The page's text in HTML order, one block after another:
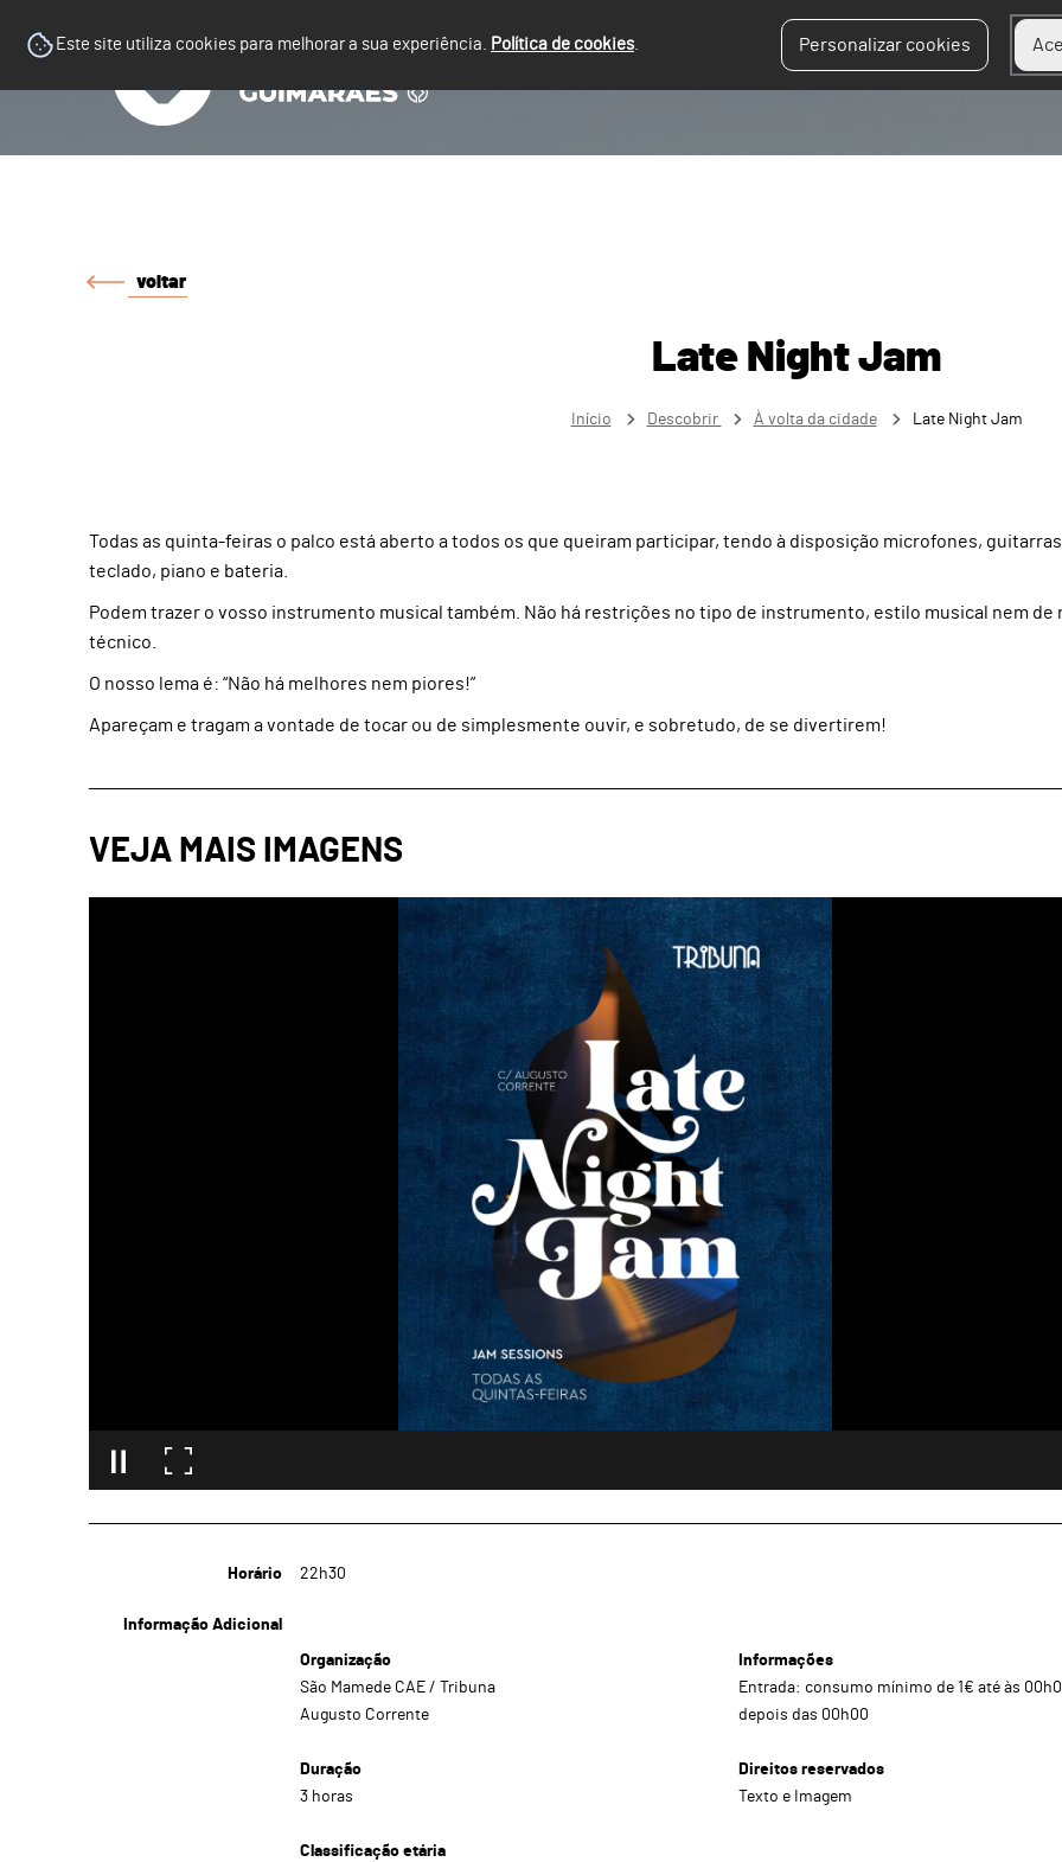
Este site utiliza cookies para melhorar a sua experiência. Política de cookies. Personalizar cookies
voltar
Late Night Jam
Início Descobrir À volta da cidade Late Night Jam
Todas as quinta-feiras o palco está aberto a todos os que queiram participar, tendo à disposição microfones,
teclado, piano e bateria.
Podem trazer o vosso instrumento musical também. Não há restrições no tipo de instrumento, estilo musical nem de
técnico.
O nosso lema é: “Não há melhores nem piores!”
Apareçam e tragam a vontade de tocar ou de simplesmente ouvir, e sobretudo, de se divertirem!
Horário 22h30
Informação Adicional
Organização
São Mamede CAE / Tribuna
Augusto Corrente
Duração
3 horas
Classificação etária
Informações
Entrada: consumo mínimo de 1€ até às
depois das 00h00
Direitos reservados
Texto e Imagem